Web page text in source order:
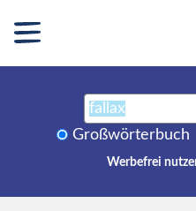
Großwörterbuch
Werbefrei